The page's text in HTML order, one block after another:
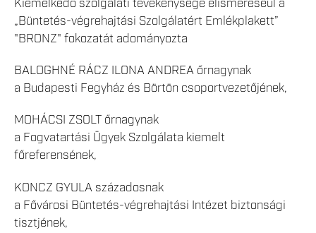
Kiemelkedő szolgálati tevékenysége elismeréséül a
„Büntetés-végrehajtási Szolgálatért Emlékplakett”
"BRONZ" fokozatát adományozta
BALOGHNÉ RÁCZ ILONA ANDREA őrnagynak
a Budapesti Fegyház és Börtön csoportvezetőjének,
MOHÁCSI ZSOLT őrnagynak
a Fogvatartási Ügyek Szolgálata kiemelt
főreferensének,
KONCZ GYULA századosnak
a Fővárosi Büntetés-végrehajtási Intézet biztonsági
tisztjének,